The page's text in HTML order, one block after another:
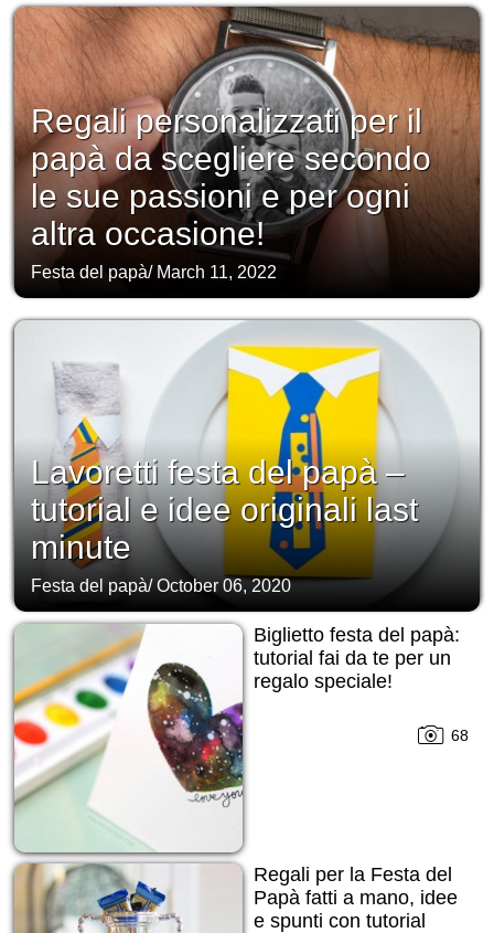
Regali personalizzati per il
papà da scegliere secondo
le sue passioni e per ogni
altra occasione!
Festa del papà/ March 11, 2022
Lavoretti festa del papà –
tutorial e idee originali last
minute
Festa del papà/October 06, 2020
Biglietto festa del papà:
tutorial fai da te per un
regalo speciale!
68
Regali per la Festa del
Papà fatti a mano, idee
e spunti con tutorial